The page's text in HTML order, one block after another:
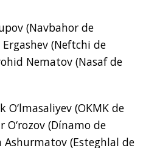
(Navbahor de
(Neftchi de
Nematov (Nasaf de
O‘lmasaliyev (OKMK de
O‘rozov (Dínamo de
Ashurmatov (Esteghlal de